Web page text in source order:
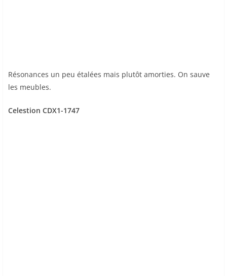
Résonances un peu étalées mais plutôt amorties. On sauve
les meubles.
Celestion CDX1-1747